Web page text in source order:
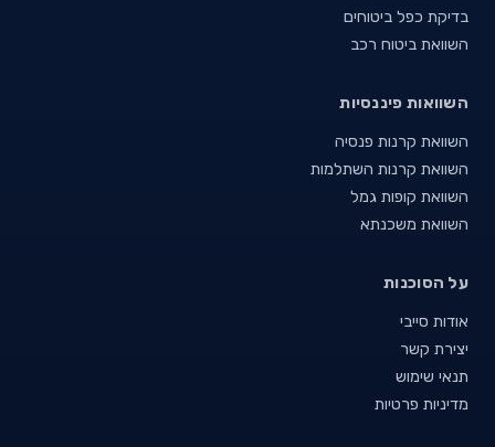
בדיקת כפל ביטוחים
השוואת ביטוח רכב
השוואות פיננסיות
השוואת קרנות פנסיה
השוואת קרנות השתלמות
השוואת קופות גמל
השוואת משכנתא
על הסוכנות
אודות סייבי
יצירת קשר
תנאי שימוש
מדיניות פרטיות